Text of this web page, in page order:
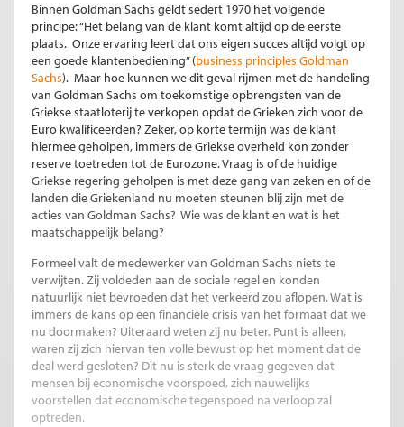
Binnen Goldman Sachs geldt sedert 1970 het volgende
principe: “Het belang van de klant komt altijd op de eerste
plaats. Onze ervaring leert dat ons eigen succes altijd volgt op
een goede klantenbediening” (business principles Goldman
Sachs). Maar hoe kunnen we dit geval rijmen met de handeling
van Goldman Sachs om toekomstige opbrengsten van de
Griekse staatloterij te verkopen opdat de Grieken zich voor de
Euro kwalificeerden? Zeker, op korte termijn was de klant
hiermee geholpen, immers de Griekse overheid kon zonder
reserve toetreden tot de Eurozone. Vraag is of de huidige
Griekse regering geholpen is met deze gang van zeken en of de
landen die Griekenland nu moeten steunen blij zijn met de
acties van Goldman Sachs? Wie was de klant en wat is het
maatschappelijk belang?
Formeel valt de medewerker van Goldman Sachs niets te
verwijten. Zij voldeden aan de sociale regel en konden
natuurlijk niet bevroeden dat het verkeerd zou aflopen. Wat is
immers de kans op een financiële crisis van het formaat dat we
nu doormaken? Uiteraard weten zij nu beter. Punt is alleen,
waren zij zich hiervan ten volle bewust op het moment dat de
deal werd gesloten? Dit nu is sterk de vraag gegeven dat
mensen bij economische voorspoed, zich nauwelijks
voorstellen dat economische tegenspoed na verloop zal
optreden.